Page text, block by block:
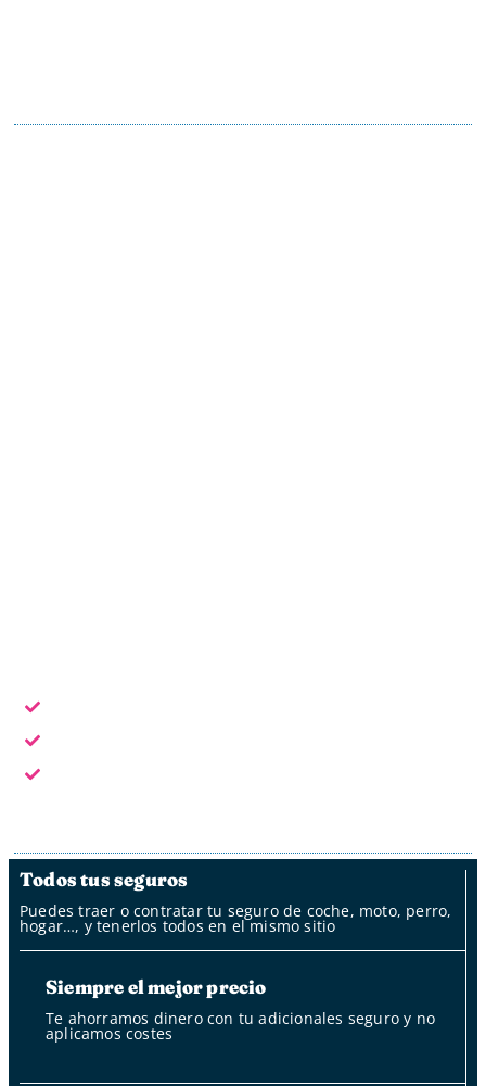
Todos tus seguros
Puedes traer o contratar tu seguro de coche, moto, perro,
hogar…, y tenerlos todos en el mismo sitio
Siempre el mejor precio
Te ahorramos dinero con tu adicionales seguro y no
aplicamos costes